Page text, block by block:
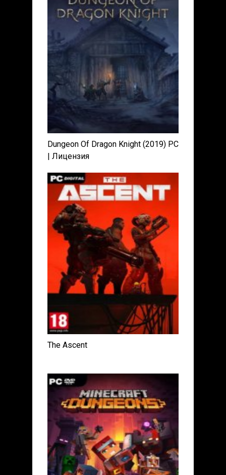
Dungeon Of Dragon Knight (2019) PC
| Лицензия
The Ascent